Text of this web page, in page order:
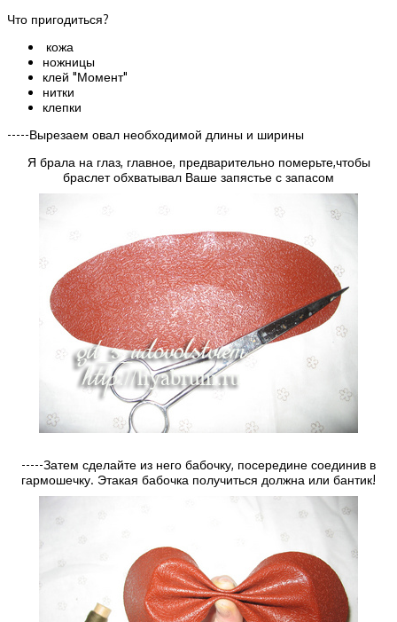
Что пригодиться?
кожа
ножницы
клей "Момент"
нитки
клепки
-----Вырезаем овал необходимой длины и ширины
Я брала на глаз, главное, предварительно померьте,чтобы
браслет обхватывал Ваше запястье с запасом
-----Затем сделайте из него бабочку, посередине соединив в
гармошечку. Этакая бабочка получиться должна или бантик!